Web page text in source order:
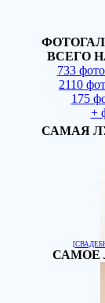
ВСЕГО
733
2110
175
+
САМАЯ
[
САМОЕ